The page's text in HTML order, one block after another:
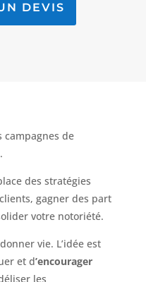
DEVIS
campagnes de
des stratégies
gagner des part
votre notoriété.
vie. L’idée est
et d’encourager
les